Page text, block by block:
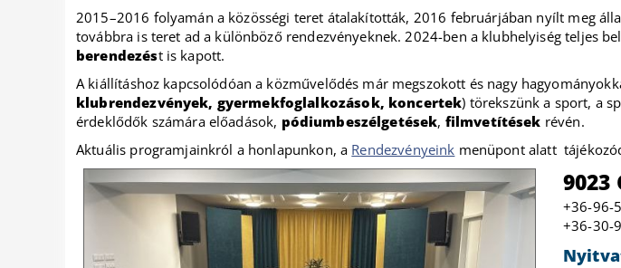
2015–2016 folyamán a közösségi teret átalakították, 2016 februárjában nyílt meg
továbbra is teret ad a különböző rendezvényeknek. 2024-ben a klubhelyiség teljes
berendezést is kapott.
A kiállításhoz kapcsolódóan a közművelődés már megszokott és nagy
klubrendezvények, gyermekfoglalkozások, koncertek) törekszünk a sport, a
érdeklődők számára előadások, pódiumbeszélgetések, filmvetítések révén.
Aktuális programjainkról a honlapunkon, a Rendezvényeink menüpont alatt
9023
+36-96-
+36-30-